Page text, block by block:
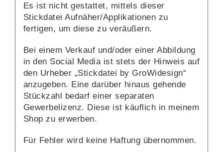
Es ist nicht gestattet, mittels dieser
Stickdatei Aufnäher/Applikationen zu
fertigen, um diese zu veräußern.
Bei einem Verkauf und/oder einer Abbildung
in den Social Media ist stets der Hinweis auf
den Urheber „Stickdatei by GroWidesign“
anzugeben. Eine darüber hinaus gehende
Stückzahl bedarf einer separaten
Gewerbelizenz. Diese ist käuflich in meinem
Shop zu erwerben.
Für Fehler wird keine Haftung übernommen.